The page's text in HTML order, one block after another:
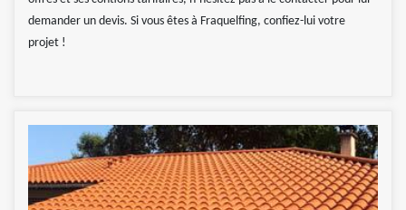
demander un devis. Si vous êtes à Fraquelfing, confiez-lui votre
projet !